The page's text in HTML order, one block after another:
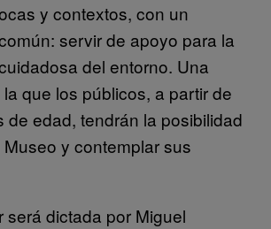
y contextos, con un
servir de apoyo para la
del entorno. Una
que los públicos, a partir de
de edad, tendrán la posibilidad
y contemplar sus
será dictada por Miguel